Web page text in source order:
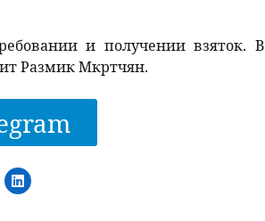
и получении взяток. В
Размик Мкртчян.